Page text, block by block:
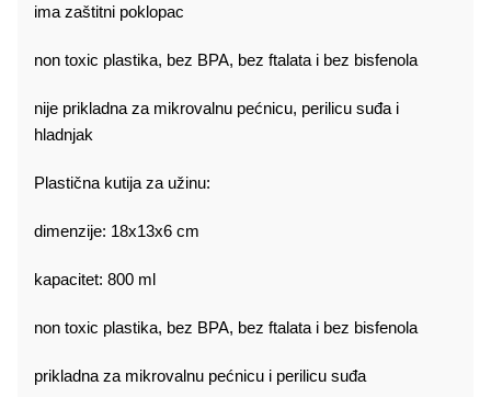
ima zaštitni poklopac
non toxic plastika, bez BPA, bez ftalata i bez bisfenola
nije prikladna za mikrovalnu pećnicu, perilicu suđa i
hladnjak
Plastična kutija za užinu:
dimenzije: 18x13x6 cm
kapacitet: 800 ml
non toxic plastika, bez BPA, bez ftalata i bez bisfenola
prikladna za mikrovalnu pećnicu i perilicu suđa